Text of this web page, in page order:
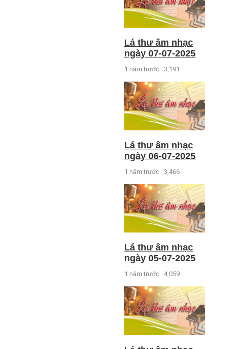
Lá thư âm nhạc
ngày 07-07-2025
1 năm trước 3,191
Lá thư âm nhạc
ngày 06-07-2025
1 năm trước 3,466
Lá thư âm nhạc
ngày 05-07-2025
1 năm trước 4,059